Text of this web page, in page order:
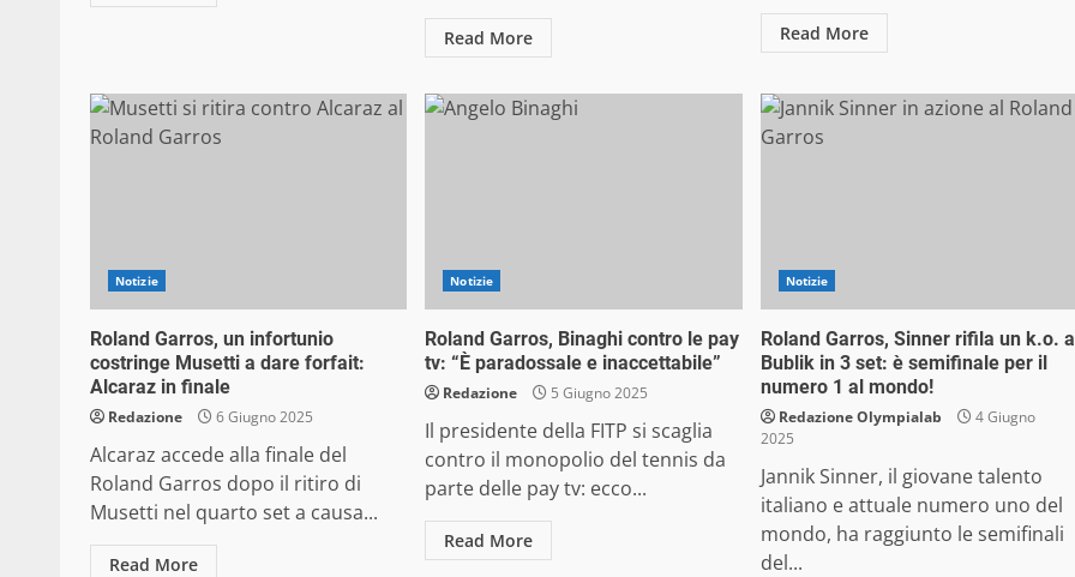
Read More Read More
Notizie
Roland Garros, un infortunio
costringe Musetti a dare forfait:
Alcaraz in finale
Redazione 6 Giugno 2025
Alcaraz accede alla finale del
Roland Garros dopo il ritiro di
Musetti nel quarto set a causa...
Read More
Notizie
Roland Garros, Binaghi contro le pay
tv: “È paradossale e inaccettabile”
Redazione 5 Giugno 2025
Il presidente della FITP si scaglia
contro il monopolio del tennis da
parte delle pay tv: ecco...
Read More
Notizie
Roland Garros, Sinner rifila un k.o. a
Bublik in 3 set: è semifinale per il
numero 1 al mondo!
Redazione Olympialab
4 Giugno
2025
Jannik Sinner, il giovane talento
italiano e attuale numero uno del
mondo, ha raggiunto le semifinali
del...